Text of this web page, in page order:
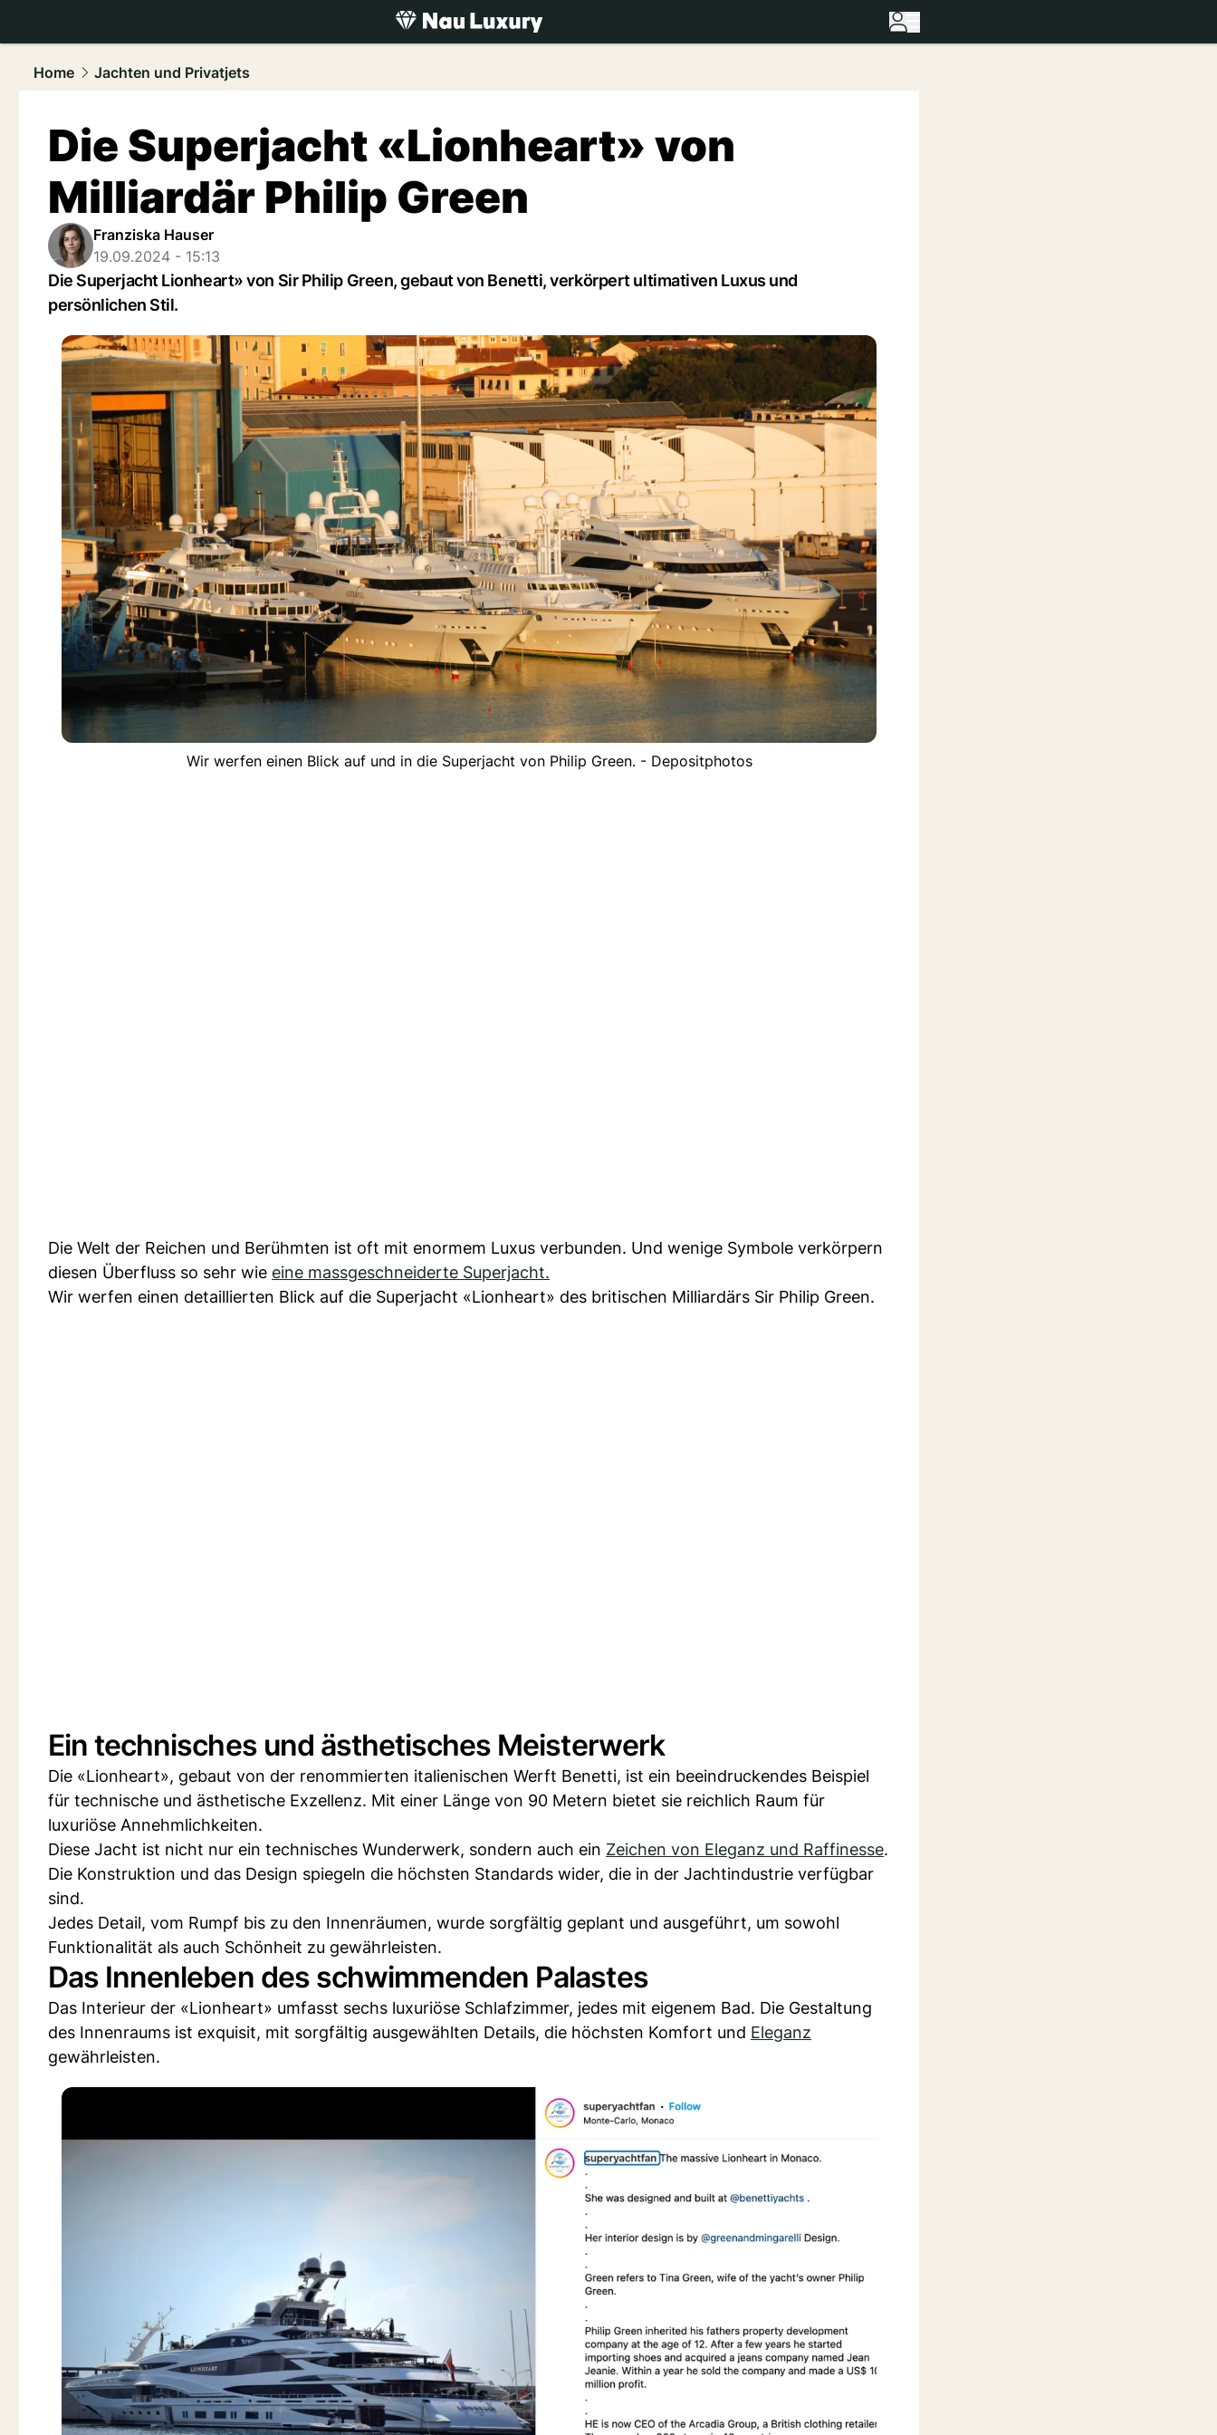
luxury.NAU.ch
Home
Jachten und Privatjets
Die Superjacht «Lionheart» von
Milliardär Philip Green
Franziska Hauser
19.09.2024 - 15:13
Die Superjacht Lionheart» von Sir Philip Green, gebaut von Benetti, verkörpert ultimativen Luxus und
persönlichen Stil.
Wir werfen einen Blick auf und in die Superjacht von Philip Green. - Depositphotos
Die Welt der Reichen und Berühmten ist oft mit enormem Luxus verbunden. Und wenige Symbole verkörpern
diesen Überfluss so sehr wie eine massgeschneiderte Superjacht.
Wir werfen einen detaillierten Blick auf die Superjacht «Lionheart» des britischen Milliardärs Sir Philip Green.
Ein technisches und ästhetisches Meisterwerk
Die «Lionheart», gebaut von der renommierten italienischen Werft Benetti, ist ein beeindruckendes Beispiel
für technische und ästhetische Exzellenz. Mit einer Länge von 90 Metern bietet sie reichlich Raum für
luxuriöse Annehmlichkeiten.
Diese Jacht ist nicht nur ein technisches Wunderwerk, sondern auch ein Zeichen von Eleganz und Raffinesse.
Die Konstruktion und das Design spiegeln die höchsten Standards wider, die in der Jachtindustrie verfügbar
sind.
Jedes Detail, vom Rumpf bis zu den Innenräumen, wurde sorgfältig geplant und ausgeführt, um sowohl
Funktionalität als auch Schönheit zu gewährleisten.
Das Innenleben des schwimmenden Palastes
Das Interieur der «Lionheart» umfasst sechs luxuriöse Schlafzimmer, jedes mit eigenem Bad. Die Gestaltung
des Innenraums ist exquisit, mit sorgfältig ausgewählten Details, die höchsten Komfort und Eleganz
gewährleisten.